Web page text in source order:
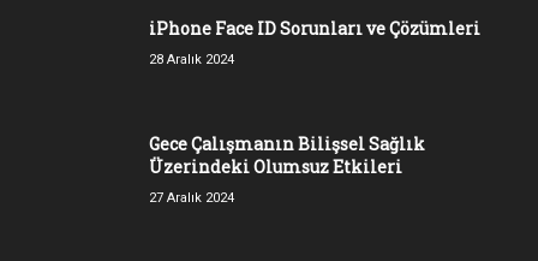
iPhone Face ID Sorunları ve Çözümleri
28 Aralık 2024
Gece Çalışmanın Bilişsel Sağlık
Üzerindeki Olumsuz Etkileri
27 Aralık 2024